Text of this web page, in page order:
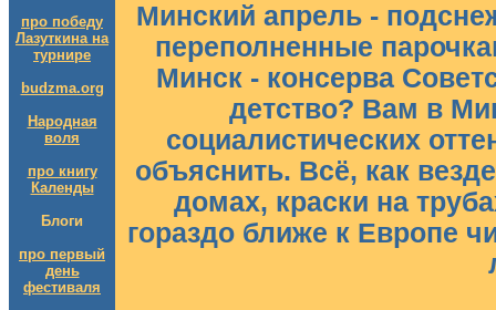
про победу
Лазуткина на
турнире
budzma.org
Народная
воля
про книгу
Календы
Блоги
про первый
день
фестиваля
Минский апрель -
переполненные
Минск - консерва
детство? Вам в
социалистических
объяснить. Всё, как
домах, краски на
гораздо ближе к Европе